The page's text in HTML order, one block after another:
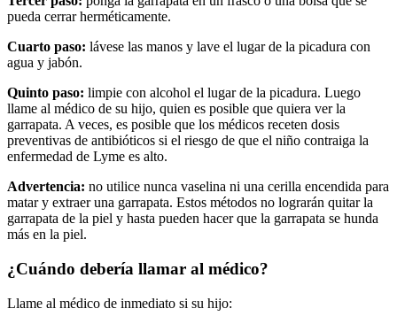
pueda cerrar herméticamente.
Cuarto paso: lávese las manos y lave el lugar de la picadura con
agua y jabón.
Quinto paso: limpie con alcohol el lugar de la picadura. Luego
llame al médico de su hijo, quien es posible que quiera ver la
garrapata. A veces, es posible que los médicos receten dosis
preventivas de antibióticos si el riesgo de que el niño contraiga la
enfermedad de Lyme es alto.
Advertencia: no utilice nunca vaselina ni una cerilla encendida para
matar y extraer una garrapata. Estos métodos no lograrán quitar la
garrapata de la piel y hasta pueden hacer que la garrapata se hunda
más en la piel.
¿Cuándo debería llamar al médico?
Llame al médico de inmediato si su hijo: